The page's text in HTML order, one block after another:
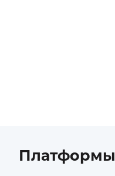
Платформы